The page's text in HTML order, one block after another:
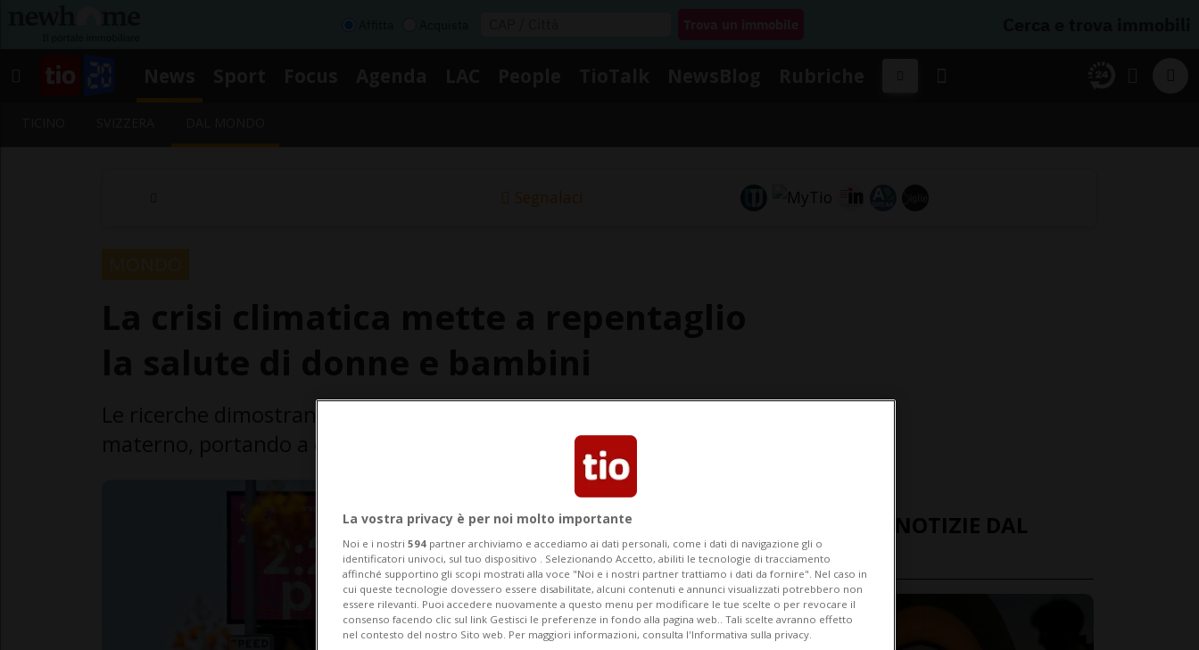
Segnalaci
materno, portando a complicazioni legate alla gravidanza
ULTIME NOTIZIE DAL
MONDO
La vostra privacy è per noi molto importante
Noi e i nostri 594 partner archiviamo e accediamo ai dati personali, come i dati di navigazione gli o
identificatori univoci, sul tuo dispositivo . Selezionando Accetto, abiliti le tecnologie di tracciamento
affinché supportino gli scopi mostrati alla voce "Noi e i nostri partner trattiamo i dati da fornire". Nel caso in
cui queste tecnologie dovessero essere disabilitate, alcuni contenuti e annunci visualizzati potrebbero non
essere rilevanti. Puoi accedere nuovamente a questo menu per modificare le tue scelte o per revocare il
consenso facendo clic sul link Gestisci le preferenze in fondo alla pagina web.. Tali scelte avranno effetto
nel contesto del nostro Sito web. Per maggiori informazioni, consulta l'Informativa sulla privacy.